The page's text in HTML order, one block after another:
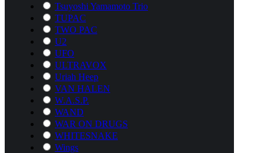
Tsuyoshi Yamamoto Trio
TUPAC
TWO PAC
U2
UFO
ULTRAVOX
Uriah Heep
VAN HALEN
W.A.S.P.
WAND
WAR ON DRUGS
WHITESNAKE
Wings